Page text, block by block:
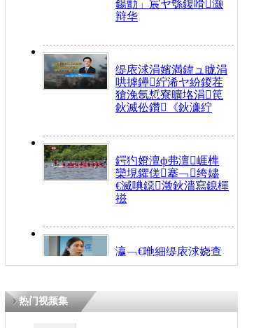
鍚勯」宸ヤ綔鍑嗗灏
辩华
缇庡浗涓嬪満鍏ュ眬涓
哄摢鑸紵浠ヤ紛鍐茬
獊浼氬惁寮曠垎涓笢
鈥滅伀鑽《鈥濓紵
鍔犳嬁澶ф弗澶崕榫
欒垷鑺傞搴﹁绔嬧
€滅唺鐚澂鈥濇寫鎴樿
禌
瀛﹁€咃細缇庡浗娆查
€间笢鍗椾簹涓庝腑鍥
瘑灞€
热门视频集